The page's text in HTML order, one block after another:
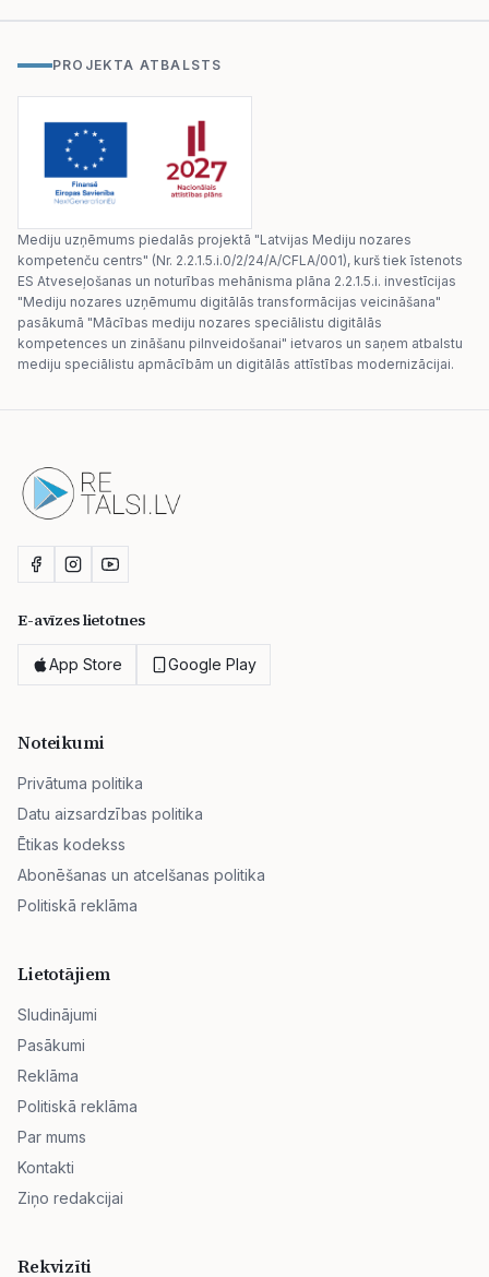
PROJEKTA ATBALSTS
Mediju uzņēmums piedalās projektā "Latvijas Mediju nozares
kompetenču centrs" (Nr. 2.2.1.5.i.0/2/24/A/CFLA/001), kurš tiek īstenots
ES Atveseļošanas un noturības mehānisma plāna 2.2.1.5.i. investīcijas
"Mediju nozares uzņēmumu digitālās transformācijas veicināšana"
pasākumā "Mācības mediju nozares speciālistu digitālās
kompetences un zināšanu pilnveidošanai" ietvaros un saņem atbalstu
mediju speciālistu apmācībām un digitālās attīstības modernizācijai.
E-avīzes lietotnes
App Store Google Play
Noteikumi
Privātuma politika
Datu aizsardzības politika
Ētikas kodekss
Abonēšanas un atcelšanas politika
Politiskā reklāma
Lietotājiem
Sludinājumi
Pasākumi
Reklāma
Politiskā reklāma
Par mums
Kontakti
Ziņo redakcijai
Rekvizīti